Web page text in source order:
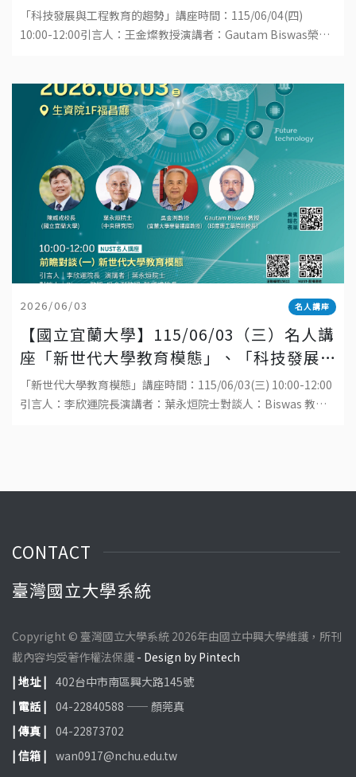
「科技發展與工程教育的趨勢」講座時間：115/06/04(四)
10:00-12:00引言人：王金燦教授演講者：Gautam Biswas榮譽
2026/06/03 名人講座
【國立宜蘭大學】115/06/03（三）名人講
座「新世代大學教育模態」、「科技發展
與工程教育的趨勢」
「新世代大學教育模態」講座時間：115/06/03(三) 10:00-12:00
引言人：李欣運院長演講者：葉永烜院士對談人：Biswas 教
CONTACT
臺灣國立大學系統
Copyright © 臺灣國立大學系統 2026年由國立中興大學維護，所刊
載內容均受著作權法保護 - Design by Pintech
| 地址 | 402台中市南區興大路145號
| 電話 | 04-22840588 —— 顏莞真
| 傳真 | 04-22873702
| 信箱 | wan0917@nchu.edu.tw